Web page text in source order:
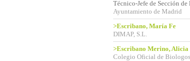
Técnico-Jefe de Sección
Ayuntamiento de Madrid
>Escribano, María Fe
DIMAP, S.L.
>Escribano Merino, Alicia
Colegio Oficial de